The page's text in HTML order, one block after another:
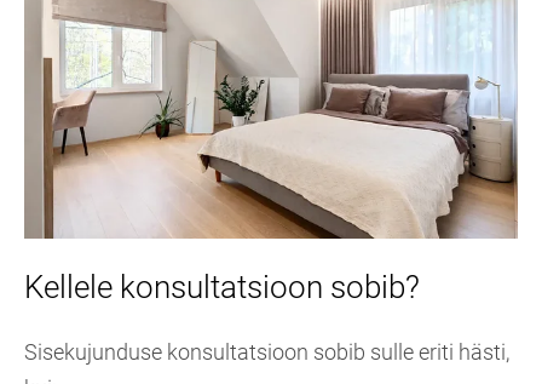
Kellele konsultatsioon sobib?
Sisekujunduse konsultatsioon sobib sulle eriti hästi,